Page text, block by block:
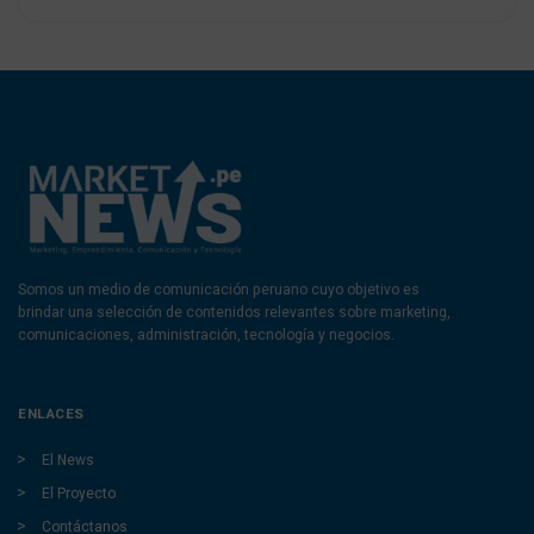
Somos un medio de comunicación peruano cuyo objetivo es
brindar una selección de contenidos relevantes sobre marketing,
comunicaciones, administración, tecnología y negocios.
ENLACES
El News
El Proyecto
Contáctanos